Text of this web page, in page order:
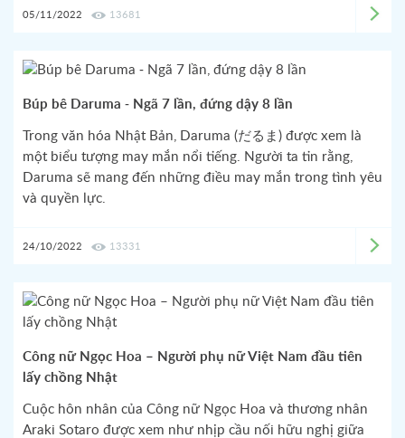
05/11/2022 13681
Búp bê Daruma - Ngã 7 lần, đứng dậy 8 lần
Trong văn hóa Nhật Bản, Daruma (だるま) được xem là
một biểu tượng may mắn nổi tiếng. Người ta tin rằng,
Daruma sẽ mang đến những điều may mắn trong tình yêu
và quyền lực.
24/10/2022 13331
Công nữ Ngọc Hoa – Người phụ nữ Việt Nam đầu tiên
lấy chồng Nhật
Cuộc hôn nhân của Công nữ Ngọc Hoa và thương nhân
Araki Sotaro được xem như nhịp cầu nối hữu nghị giữa